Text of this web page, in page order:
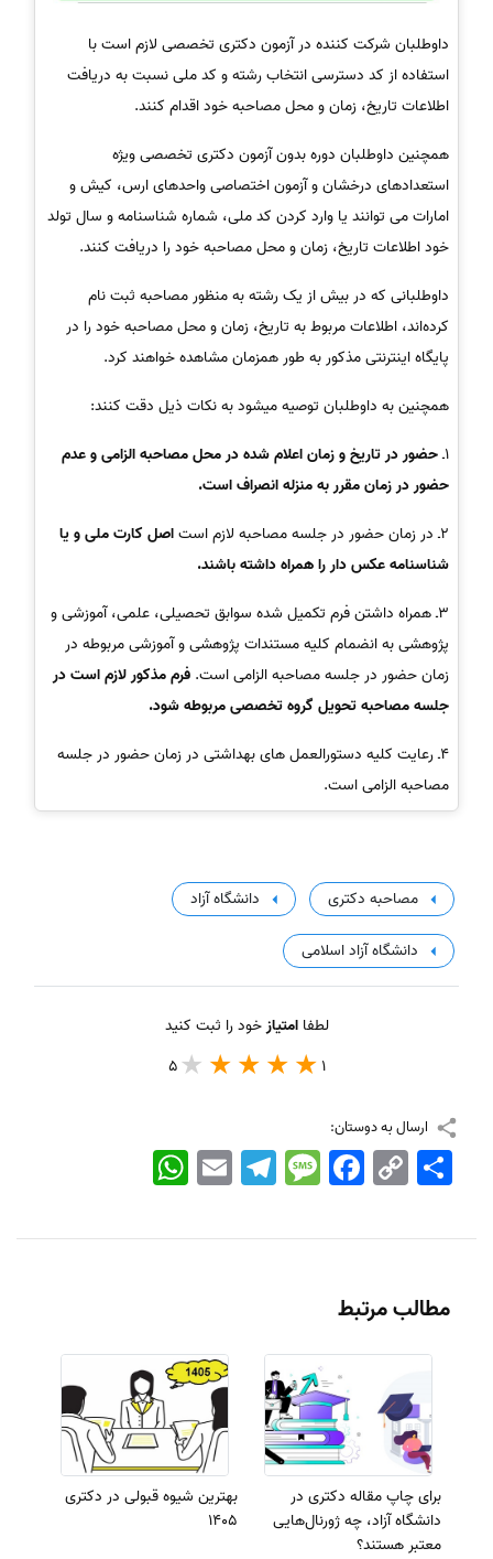
داوطلبان شرکت کننده در آزمون دکتری تخصصی لازم است با
استفاده از کد دسترسی انتخاب رشته و کد ملی نسبت به دریافت
اطلاعات تاریخ، زمان و محل مصاحبه خود اقدام کنند.
همچنین داوطلبان دوره بدون آزمون دکتری تخصصی ویژه
استعدادهای درخشان و آزمون اختصاصی واحدهای ارس، کیش و
امارات می توانند یا وارد کردن کد ملی، شماره شناسنامه و سال تولد
خود اطلاعات تاریخ، زمان و محل مصاحبه خود را دریافت کنند.
داوطلبانی که در بیش از یک رشته به منظور مصاحبه ثبت نام
کرده‌اند، اطلاعات مربوط به تاریخ، زمان و محل مصاحبه خود را در
پایگاه اینترنتی مذکور به طور همزمان مشاهده خواهند کرد.
همچنین به داوطلبان توصیه میشود به نکات ذیل دقت کنند:
1ـ حضور در تاریخ و زمان اعلام شده در محل مصاحبه الزامی و عدم
حضور در زمان مقرر به منزله انصراف است.
2ـ در زمان حضور در جلسه مصاحبه لازم است
اصل کارت ملی و یا
شناسنامه عکس دار را همراه داشته باشند.
3ـ همراه داشتن فرم تکمیل شده سوابق تحصیلی، علمی، آموزشی و
پژوهشی به انضمام کلیه مستندات پژوهشی و آموزشی مربوطه در
زمان حضور در جلسه مصاحبه الزامی است. فرم مذکور لازم است در
جلسه مصاحبه تحویل گروه تخصصی مربوطه شود.
4ـ رعایت کلیه دستورالعمل های بهداشتی در زمان حضور در جلسه
مصاحبه الزامی است.
مصاحبه دکتری دانشگاه آزاد
دانشگاه آزاد اسلامی
لطفاامتیازخود را ثبت کنید
1
5
ارسال به دوستان:
WhatsApp EmailTelegramMessageFacebook Copy
Link
اشتراک
مطالب مرتبط
برای چاپ مقاله دکتری در
دانشگاه آزاد، چه ژورنال‌هایی
معتبر هستند؟
بهترین شیوه قبولی در دکتری
1405